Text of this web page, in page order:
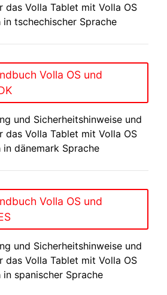
das Volla Tablet mit Volla OS
tschechischer Sprache
Volla OS und
und Sicherheitshinweise und
das Volla Tablet mit Volla OS
dänemark Sprache
Volla OS und
und Sicherheitshinweise und
das Volla Tablet mit Volla OS
spanischer Sprache